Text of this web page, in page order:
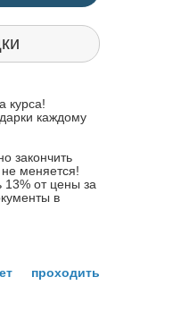
каждому
закончить
меняется!
от цены за
в
проходить